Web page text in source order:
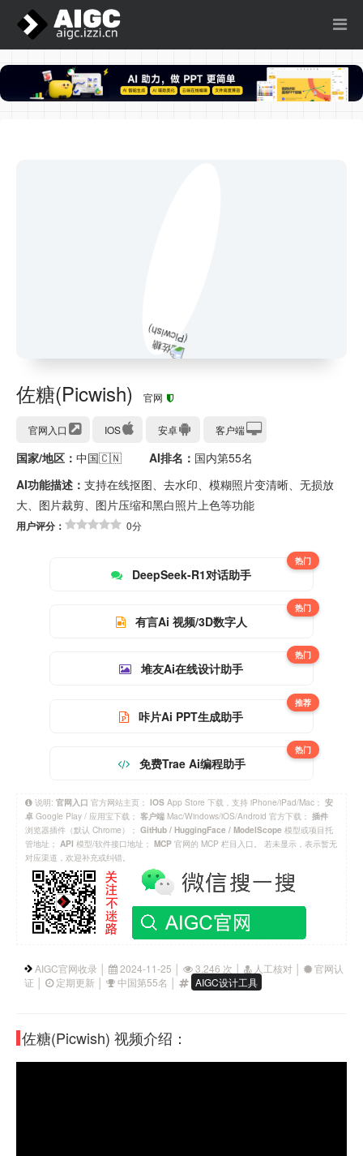
佐糖(Picwish) 官网
官网入口 IOS 安卓 客户端
国家/地区： 中国🇨🇳 AI排名： 国内第55名
AI功能描述： 支持在线抠图、去水印、模糊照片变清晰、无损放
大、图片裁剪、图片压缩和黑白照片上色等功能
用户评分： 0分
DeepSeek-R1对话助手
热门
有言Ai 视频/3D数字人
热门
堆友Ai在线设计助手
热门
咔片Ai PPT生成助手
推荐
免费Trae Ai编程助手
热门
说明: 官网入口 官方网站主页； IOS App Store 下载，支持 iPhone/iPad/Mac； 安
卓 Google Play / 应用宝下载； 客户端 Mac/Windows/iOS/Android 官方下载； 插件
浏览器插件（默认 Chrome）； GitHub / HuggingFace / ModelScope 模型或项目托
管地址； API 模型/软件接口地址； MCP 官网的 MCP 栏目入口。 若未显示，表示暂无
对应渠道，欢迎补充或纠错。
AIGC官网收录 │ 2024-11-25 │ 3,246 次 │ 人工核对 │
官网认
证 │
定期更新 │ 中国第55名 │ AIGC设计工具
佐糖(Picwish) 视频介绍：